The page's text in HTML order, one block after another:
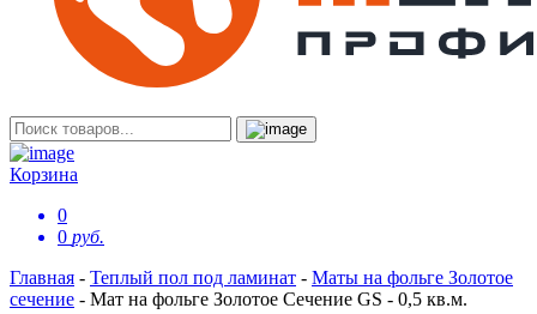
Корзина
0
0 руб.
Главная - Теплый пол под ламинат - Маты на фольге Золотое
сечение - Мат на фольге Золотое Сечение GS - 0,5 кв.м.